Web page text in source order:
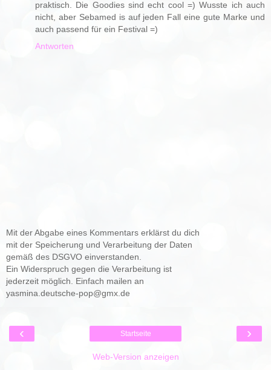
praktisch. Die Goodies sind echt cool =) Wusste ich auch
nicht, aber Sebamed is auf jeden Fall eine gute Marke und
auch passend für ein Festival =)
Antworten
Mit der Abgabe eines Kommentars erklärst du dich
mit der Speicherung und Verarbeitung der Daten
gemäß des DSGVO einverstanden.
Ein Widerspruch gegen die Verarbeitung ist
jederzeit möglich. Einfach mailen an
yasmina.deutsche-pop@gmx.de
‹ ›
Startseite
Web-Version anzeigen